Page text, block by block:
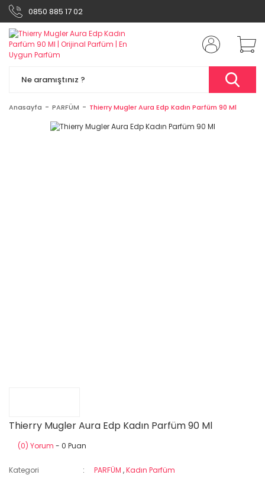
0850 885 17 02
Anasayfa PARFÜM Thierry Mugler Aura Edp Kadın Parfüm 90 Ml
Thierry Mugler Aura Edp Kadın Parfüm 90 Ml
(0) Yorum - 0 Puan
Kategori PARFÜM ,Kadın Parfüm